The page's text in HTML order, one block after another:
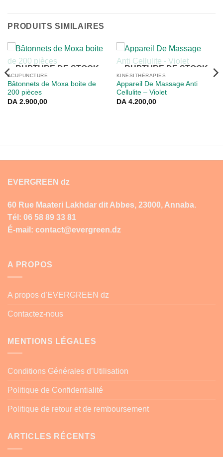
PRODUITS SIMILAIRES
RUPTURE DE STOCK
ACUPUNCTURE
Bâtonnets de Moxa boite de
200 pièces
DA2.900,00
RUPTURE DE STOCK
KINÉSITHÉRAPIES
Appareil De Massage Anti
Cellulite – Violet
DA4.200,00
EVERGREEN dz
60 Rue Maateri Lakhdar dit Abbes, 23000, Annaba.
Tél: 06 58 89 33 81
É-mail: contact@evergreen.dz
A PROPOS
A propos d’EVERGREEN dz
Contactez-nous
MENTIONS LÉGALES
Conditions Générales d’Utilisation
Politique de Confidentialité
Politique de retour et de remboursement
ARTICLES RÉCENTS